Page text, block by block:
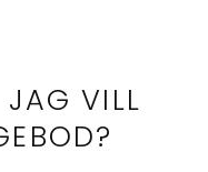
JAG VILL